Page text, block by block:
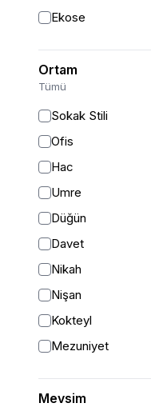
Peluş
Jarse
Kadife
Süet
Sandy
Ekose
Ortam
Tümü
Sokak Stili
Ofis
Hac
Umre
Düğün
Davet
Nikah
Nişan
Kokteyl
Mezuniyet
Mevsim